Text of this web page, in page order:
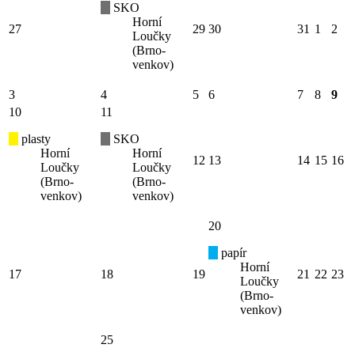
27
SKO
Horní
Loučky
(Brno-
venkov)
29 30 31 1 2
3 4 5 6 7 8
9
10
plasty
Horní
Loučky
(Brno-
venkov)
11
SKO
Horní
Loučky
(Brno-
venkov)
12 13 14 15 16
17 18 19
20
papír
Horní
Loučky
(Brno-
venkov)
21 22 23
25